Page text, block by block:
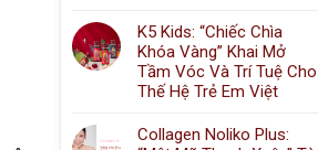
K5 Kids: “Chiếc Chìa
Khóa Vàng” Khai Mở
Tầm Vóc Và Trí Tuệ Cho
Thế Hệ Trẻ Em Việt
Collagen Noliko Plus: